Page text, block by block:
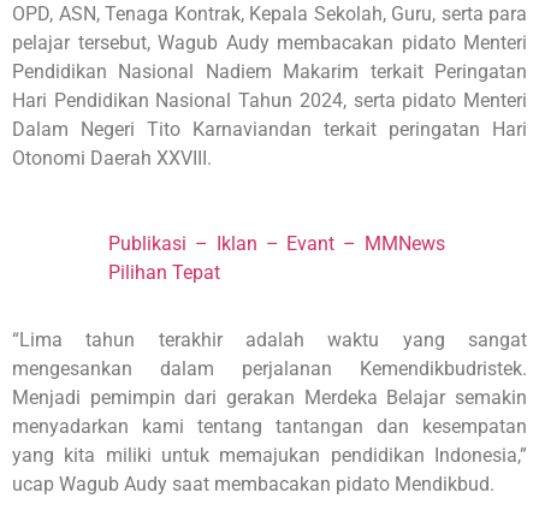
OPD, ASN, Tenaga Kontrak, Kepala Sekolah, Guru, serta para
pelajar tersebut, Wagub Audy membacakan pidato Menteri
Pendidikan Nasional Nadiem Makarim terkait Peringatan
Hari Pendidikan Nasional Tahun 2024, serta pidato Menteri
Dalam Negeri Tito Karnaviandan terkait peringatan Hari
Otonomi Daerah XXVIII.
Publikasi – Iklan – Evant – MMNews
Pilihan Tepat
“Lima tahun terakhir adalah waktu yang sangat
mengesankan dalam perjalanan Kemendikbudristek.
Menjadi pemimpin dari gerakan Merdeka Belajar semakin
menyadarkan kami tentang tantangan dan kesempatan
yang kita miliki untuk memajukan pendidikan Indonesia,”
ucap Wagub Audy saat membacakan pidato Mendikbud.